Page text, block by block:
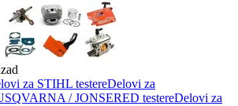
za STIHL testereDelovi za
/ JONSERED testereDelovi za